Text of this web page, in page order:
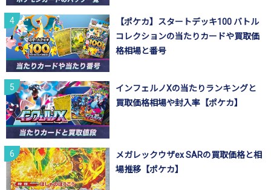
【ポケカ】スタートデッキ100 バトル
コレクションの当たりカードや買取価
格相場と番号
インフェルノXの当たりランキングと
買取価格相場や封入率【ポケカ】
メガレックウザex SARの買取価格と相
場推移【ポケカ】